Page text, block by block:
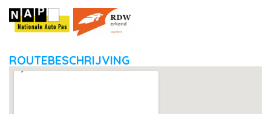
ROUTEBESCHRIJVING